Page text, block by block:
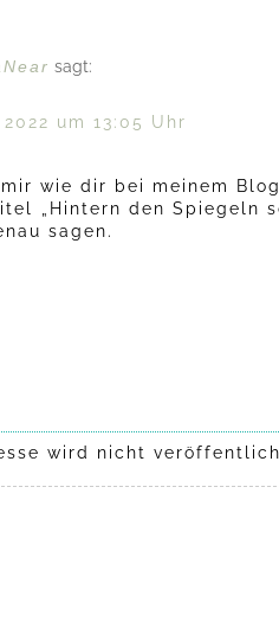
sagt:
um 13:05 Uhr
wie dir bei meinem
„Hintern den Spiegeln
sagen.
wird nicht